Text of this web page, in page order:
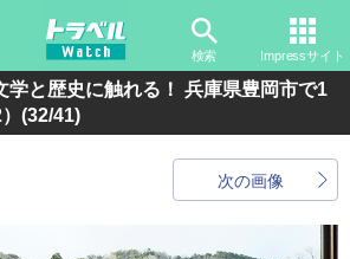
検索 Impressサイト
学と歴史に触れる！ 兵庫県豊岡市で1
(32/41)
次の画像